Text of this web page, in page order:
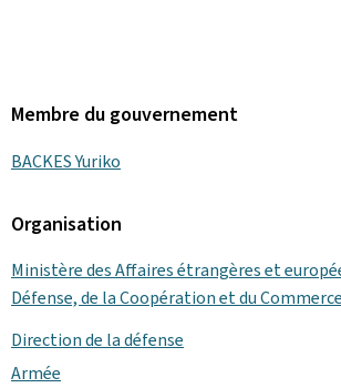
Membre du gouvernement
BACKES Yuriko
Organisation
Ministère des Affaires étrangères et
Défense, de la Coopération et du
Direction de la défense
Armée